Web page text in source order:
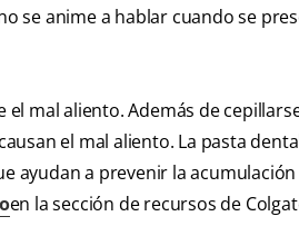
se anime a hablar cuando se
mal aliento. Además de
el mal aliento. La pasta
ayudan a prevenir la
en la sección de recursos de